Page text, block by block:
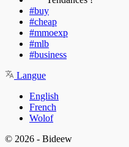
#buy
#cheap
#mmoexp
#mlb
#business
Langue
English
French
Wolof
© 2026 - Bideew